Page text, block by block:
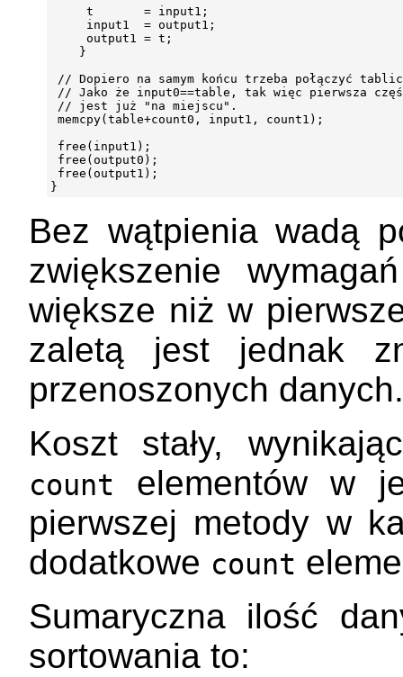
     t       = input1;
     input1  = output1;
     output1 = t;
    }
// Dopiero na samym końcu trzeba połączyć
// Jako że input0==table, tak więc pierwsza
// jest już "na miejscu".
memcpy(table+count0, input1, count1);
free(input1);
free(output0);
free(output1);
Bez wątpienia wadą
zwiększenie
większe niż w
zaletą jest jednak
przenoszonych danych.
Koszt stały,
count
elementów w
pierwszej metody w
dodatkowe count
Sumaryczna ilość
sortowania to: